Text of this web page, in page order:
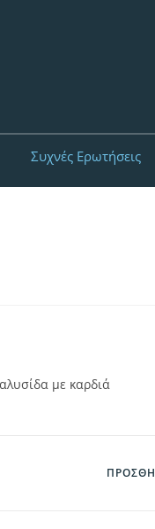
Συχνές Ερωτήσεις
με καρδιά